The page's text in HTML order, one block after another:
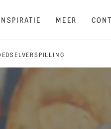
INSPIRATIE MEER